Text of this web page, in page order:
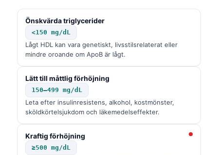
Önskvärda triglycerider
<150 mg/dL
Lågt HDL kan vara genetiskt, livsstilsrelaterat eller
mindre oroande om ApoB är lågt.
Lätt till måttlig förhöjning
150–499 mg/dL
Leta efter insulinresistens, alkohol, kostmönster,
sköldkörtelsjukdom och läkemedelseffekter.
Kraftig förhöjning
≥500 mg/dL